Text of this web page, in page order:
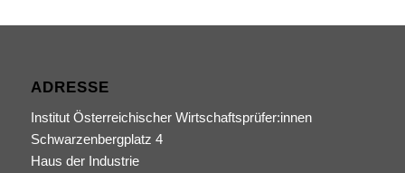
ADRESSE
Institut Österreichischer Wirtschaftsprüfer:innen
Schwarzenbergplatz 4
Haus der Industrie